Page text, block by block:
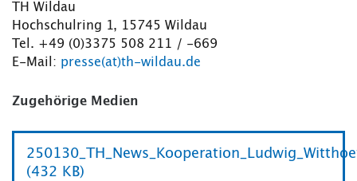
TH Wildau
Hochschulring 1, 15745 Wildau
Tel. +49 (0)3375 508 211 / -669
E-Mail: presse(at)th-wildau.de
Zugehörige Medien
(432 KB)